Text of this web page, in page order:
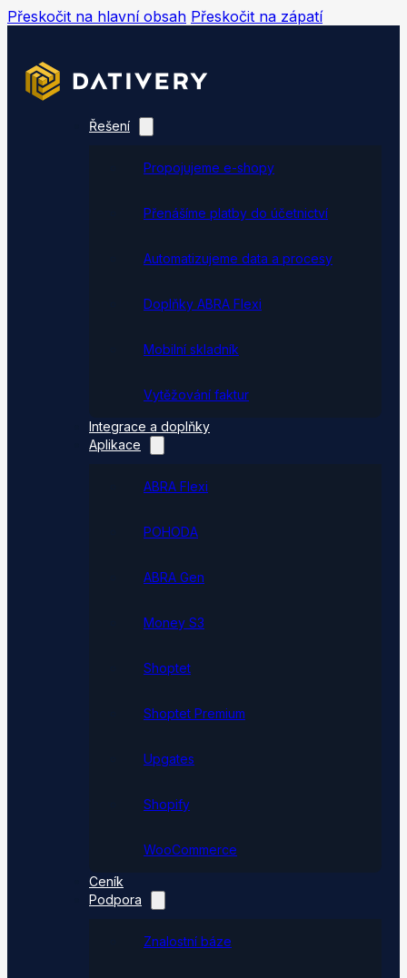
Přeskočit na hlavní obsah Přeskočit na zápatí
Řešení
Propojujeme e-shopy
Přenášíme platby do účetnictví
Automatizujeme data a procesy
Doplňky ABRA Flexi
Mobilní skladník
Vytěžování faktur
Integrace a doplňky
Aplikace
ABRA Flexi
POHODA
ABRA Gen
Money S3
Shoptet
Shoptet Premium
Upgates
Shopify
WooCommerce
Ceník
Podpora
Znalostní báze